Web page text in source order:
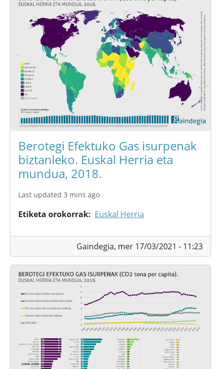
Berotegi Efektuko Gas isurpenak
biztanleko. Euskal Herria eta
mundua, 2018.
Last updated 3 mins ago
Etiketa orokorrak Euskal Herria
Gaindegia, mer 17/03/2021 - 11:23